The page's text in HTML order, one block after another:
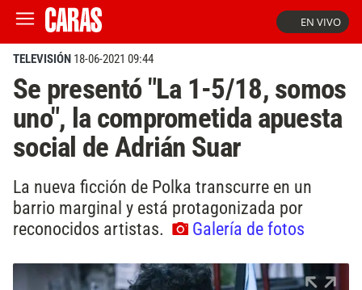
EN VIVO
TELEVISIÓN 18-06-2021 09:44
Se presentó "La 1-5/18, somos
uno", la comprometida apuesta
social de Adrián Suar
La nueva ficción de Polka transcurre en un
barrio marginal y está protagonizada por
reconocidos artistas.
Galería de fotos